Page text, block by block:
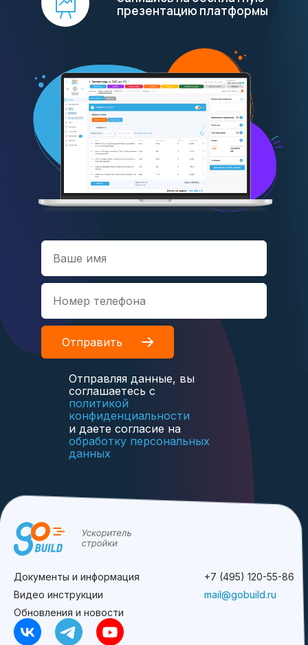
презентацию платформы
Отправить
Отправляя данные, вы
соглашаетесь с
политикой
конфиденциальности
и даете согласие на
обработку персональных
данных
Документы и информация
Видео инструкции
Обновления и новости
+7 (495) 120-55-86
mail@gobuild.ru